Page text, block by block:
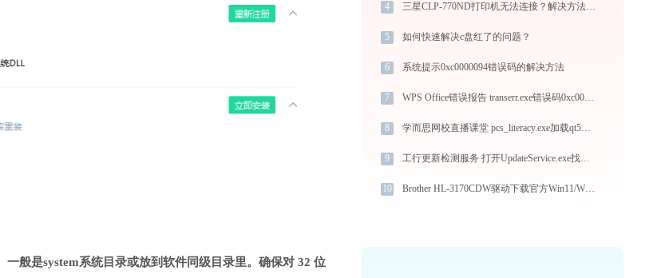
般是system系统目录或放到软件同级目录里。确保对 32 位
4 三星CLP-770ND打印机无法连接？解决方法 - 金山毒霸
5 如何快速解决c盘红了的问题？
6 系统提示0xc0000094错误码的解决方法
7 WPS Office错误报告 transerr.exe错误码0xc000000d处理办法
8 学而思网校直播课堂 pcs_literacy.exe加载qt5webenginecore.dll文件丢失处理办法
9 工行更新检测服务 打开UpdateService.exe找不到msvcr100.dll怎么办
10 Brother HL-3170CDW驱动下载官方Win11/Win10